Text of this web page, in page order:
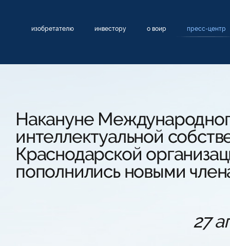
изобретателю инвестору о воир пресс-центр
Накануне
интеллектуальной
Краснодарской
пополнились новыми
27